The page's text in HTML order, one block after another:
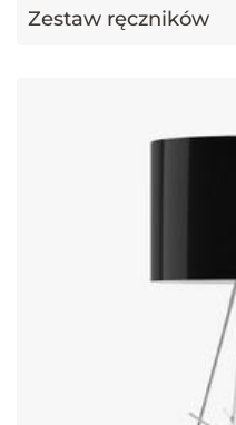
Zestaw ręczników